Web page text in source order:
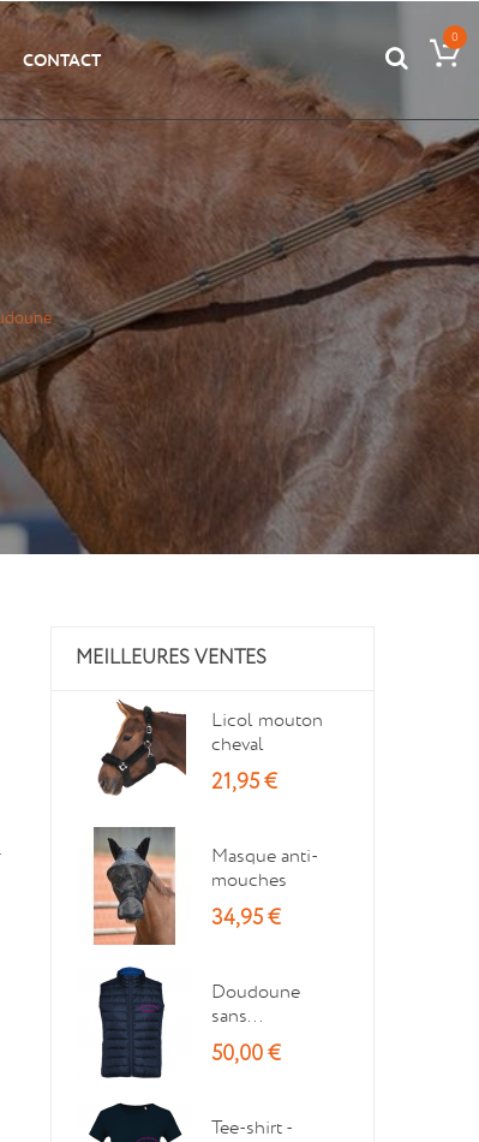
0
CONTACT
MEILLEURES VENTES
Licol mouton
cheval
21,95 €
Masque anti-
mouches
34,95 €
Doudoune
sans...
50,00 €
Tee-shirt -